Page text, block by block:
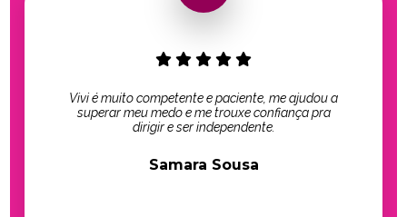
Vivi é muito competente e paciente, me ajudou a
superar meu medo e me trouxe confiança pra
dirigir e ser independente.
Samara Sousa